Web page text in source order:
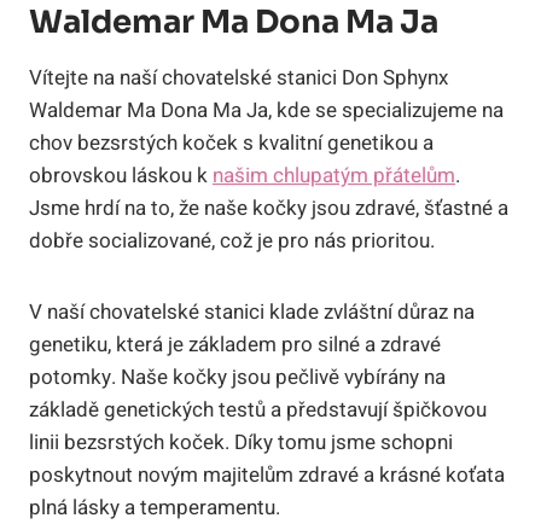
Waldemar⁤ Ma Dona Ma Ja
Vítejte na naší chovatelské stanici Don Sphynx⁣
Waldemar⁣ Ma Dona Ma Ja,‌ kde ‍se specializujeme na
chov bezsrstých koček s kvalitní genetikou a
obrovskou láskou k našim chlupatým přátelům.
Jsme hrdí na to, že naše kočky‍ jsou zdravé, šťastné a
dobře ⁣socializované, což je pro nás prioritou.
V naší chovatelské stanici klade zvláštní důraz na
genetiku, která je ‍základem pro silné a zdravé
potomky. Naše kočky jsou ​pečlivě ‍vybírány na
základě genetických testů a ⁣představují špičkovou
linii bezsrstých koček. Díky tomu jsme schopni
poskytnout novým majitelům zdravé a krásné koťata
plná lásky a temperamentu.